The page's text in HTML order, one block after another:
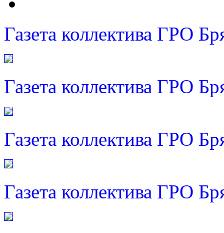
Газета коллектива ГРО
Газета коллектива ГРО
Газета коллектива ГРО
Газета коллектива ГРО